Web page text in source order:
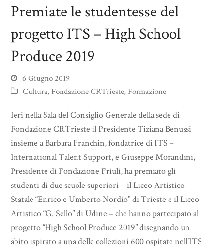
Premiate le studentesse del
progetto ITS – High School
Produce 2019
6 Giugno 2019
Cultura, Fondazione CRTrieste, Formazione
Ieri nella Sala del Consiglio Generale della sede di
Fondazione CRTrieste il Presidente Tiziana Benussi
insieme a Barbara Franchin, fondatrice di ITS –
International Talent Support, e Giuseppe Morandini,
Presidente di Fondazione Friuli, ha premiato gli
studenti di due scuole superiori – il Liceo Artistico
Statale “Enrico e Umberto Nordio” di Trieste e il Liceo
Artistico “G. Sello” di Udine – che hanno partecipato al
progetto “High School Produce 2019” disegnando un
abito ispirato a una delle collezioni 600 ospitate nell’ITS